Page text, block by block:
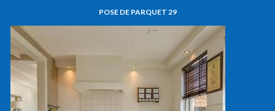
POSE DE PARQUET 29